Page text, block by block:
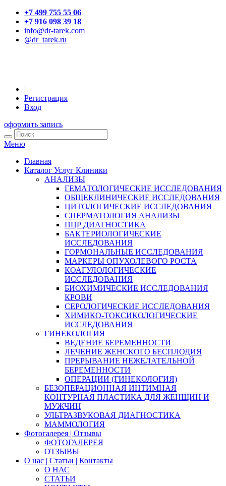
+7 499 755 55 06
+7 916 098 39 18
info@dr-tarek.com
@dr_tarek.ru
|
Регистрация
Вход
оформить запись
Меню
Главная
Каталог Услуг Клиники
АНАЛИЗЫ
ГЕМАТОЛОГИЧЕСКИЕ ИССЛЕДОВАНИЯ
ОБЩЕКЛИНИЧЕСКИЕ ИССЛЕДОВАНИЯ
ЦИТОЛОГИЧЕСКИЕ ИССЛЕДОВАНИЯ
СПЕРМАТОЛОГИЯ АНАЛИЗЫ
ПЦР ДИАГНОСТИКА
БАКТЕРИОЛОГИЧЕСКИЕ
ИССЛЕДОВАНИЯ
ГОРМОНАЛЬНЫЕ ИССЛЕДОВАНИЯ
МАРКЕРЫ ОПУХОЛЕВОГО РОСТА
КОАГУЛОЛОГИЧЕСКИЕ
ИССЛЕДОВАНИЯ
БИОХИМИЧЕСКИЕ ИССЛЕДОВАНИЯ
КРОВИ
СЕРОЛОГИЧЕСКИЕ ИССЛЕДОВАНИЯ
ХИМИКО-ТОКСИКОЛОГИЧЕСКИЕ
ИССЛЕДОВАНИЯ
ГИНЕКОЛОГИЯ
ВЕДЕНИЕ БЕРЕМЕННОСТИ
ЛЕЧЕНИЕ ЖЕНСКОГО БЕСПЛОДИЯ
ПРЕРЫВАНИЕ НЕЖЕЛАТЕЛЬНОЙ
БЕРЕМЕННОСТИ
ОПЕРАЦИИ (ГИНЕКОЛОГИЯ)
БЕЗОПЕРАЦИОННАЯ ИНТИМНАЯ
КОНТУРНАЯ ПЛАСТИКА ДЛЯ ЖЕНЩИН И
МУЖЧИН
УЛЬТРАЗВУКОВАЯ ДИАГНОСТИКА
МАММОЛОГИЯ
Фотогалерея | Отзывы
ФОТОГАЛЕРЕЯ
ОТЗЫВЫ
О нас | Статьи | Контакты
О НАС
СТАТЬИ